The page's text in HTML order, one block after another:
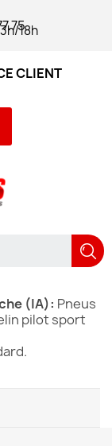
18h
CLIENT
(IA): Pneus
pilot sport